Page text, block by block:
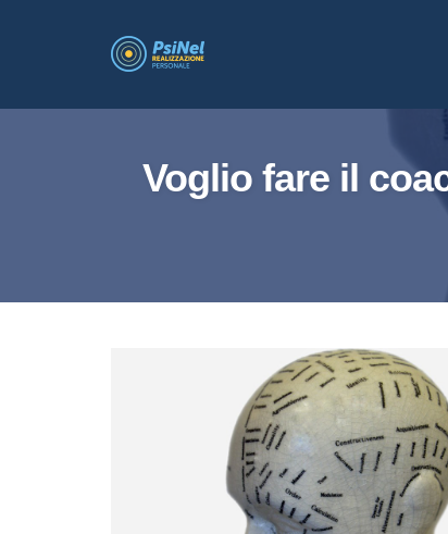
Voglio fare il